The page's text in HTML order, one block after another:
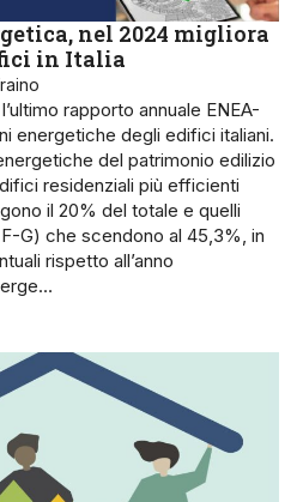
nel 2024 migliora
in Italia
rapporto annuale ENEA-
energetiche degli edifici italiani.
del patrimonio edilizio
residenziali più efficienti
il 20% del totale e quelli
G) che scendono al 45,3%, in
rispetto all’anno